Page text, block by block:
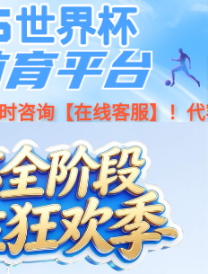
金字招牌诚
Meeting